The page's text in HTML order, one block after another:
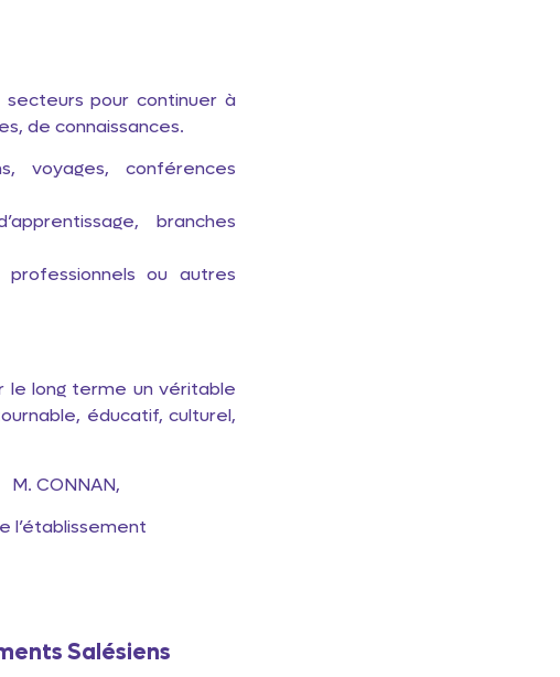
pour continuer à
de connaissances.
voyages, conférences
branches
ou autres
le long terme un véritable
éducatif, culturel,
Salésiens